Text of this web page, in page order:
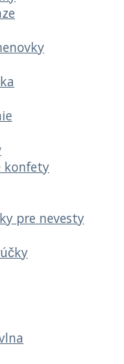
konfety
pre nevesty